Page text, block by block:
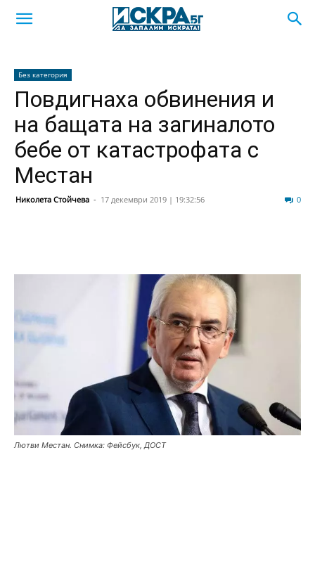
Без категория
Повдигнаха обвинения и
на бащата на загиналото
бебе от катастрофата с
Местан
Николета Стойчева - 17 декември 2019 | 19:32:56 0
Лютви Местан. Снимка: Фейсбук, ДОСТ